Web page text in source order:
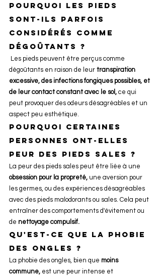
Pourquoi les pieds
sont-ils parfois
considérés comme
dégoûtants ?
Les pieds peuvent être perçus comme
dégoûtants en raison de leur transpiration
excessive, des infections fongiques possibles, et
de leur contact constant avec le sol, ce qui
peut provoquer des odeurs désagréables et un
aspect peu esthétique.
Pourquoi certaines
personnes ont-elles
peur des pieds sales ?
La peur des pieds sales peut être liée à une
obsession pour la propreté, une aversion pour
les germes, ou des expériences désagréables
avec des pieds malodorants ou sales. Cela peut
entraîner des comportements d'évitement ou
de nettoyage compulsif.
Qu'est-ce que la phobie
des ongles ?
La phobie des ongles, bien que moins
commune, est une peur intense et